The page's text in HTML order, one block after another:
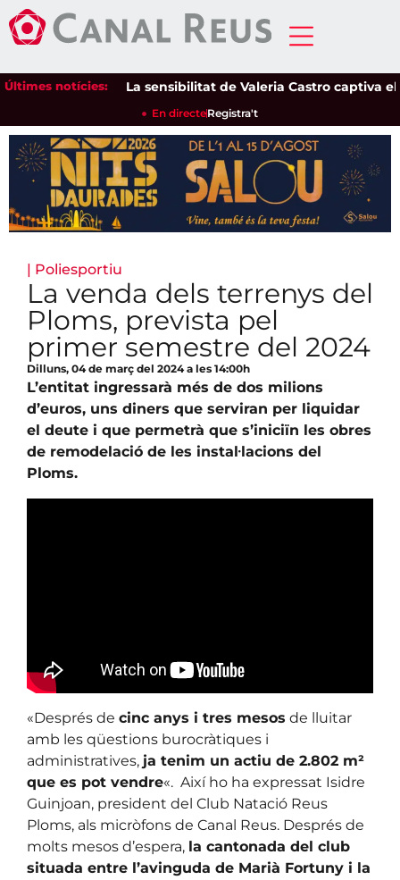
Últimes notícies:La sensibilitat de Valeria Castro captiva el
En directeRegistra't
| Poliesportiu
La venda dels terrenys del
Ploms, prevista pel
primer semestre del 2024
Dilluns, 04 de març del 2024 a les 14:00h
L’entitat ingressarà més de dos milions
d’euros, uns diners que serviran per liquidar
el deute i que permetrà que s’iniciïn les obres
de remodelació de les instal·lacions del
Ploms.
«Després de cinc anys i tres mesos de lluitar
amb les qüestions burocràtiques i
administratives, ja tenim un actiu de 2.802 m²
que es pot vendre«. Així ho ha expressat Isidre
Guinjoan, president del Club Natació Reus
Ploms, als micròfons de Canal Reus. Després de
molts mesos d’espera, la cantonada del club
situada entre l’avinguda de Marià Fortuny i la